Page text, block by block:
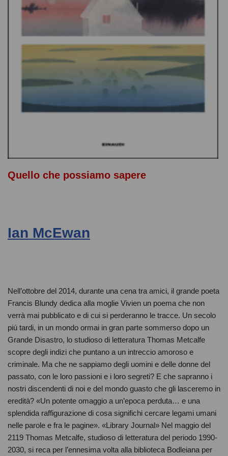
Quello che possiamo sapere
Ian McEwan
Nell’ottobre del 2014, durante una cena tra amici, il grande poeta
Francis Blundy dedica alla moglie Vivien un poema che non
verrà mai pubblicato e di cui si perderanno le tracce. Un secolo
piú tardi, in un mondo ormai in gran parte sommerso dopo un
Grande Disastro, lo studioso di letteratura Thomas Metcalfe
scopre degli indizi che puntano a un intreccio amoroso e
criminale. Ma che ne sappiamo degli uomini e delle donne del
passato, con le loro passioni e i loro segreti? E che sapranno i
nostri discendenti di noi e del mondo guasto che gli lasceremo in
eredità? «Un potente omaggio a un’epoca perduta… e una
splendida raffigurazione di cosa significhi cercare legami umani
nelle parole e fra le pagine». «Library Journal» Nel maggio del
2119 Thomas Metcalfe, studioso di letteratura del periodo 1990-
2030, si reca per l’ennesima volta alla biblioteca Bodleiana per